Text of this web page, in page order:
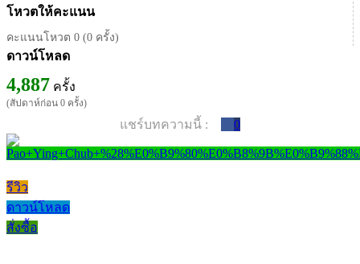
โหวตให้คะแนน
คะแนนโหวต 0 (0 ครั้ง)
ดาวน์โหลด
4,887 ครั้ง
(สัปดาห์ก่อน 0 ครั้ง)
แชร์บทความนี้ : 0
รีวิว
ดาวน์โหลด
สั่งซื้อ